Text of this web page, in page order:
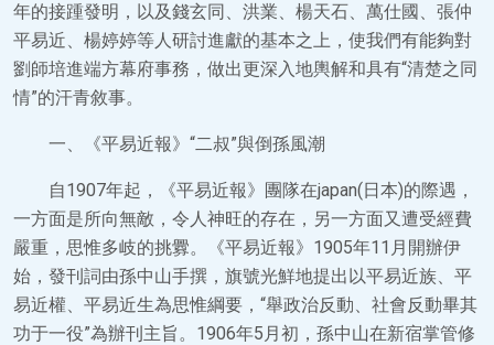
年的接踵發明，以及錢玄同、洪業、楊天石、萬仕國、張仲
平易近、楊婷婷等人研討進獻的基本之上，使我們有能夠對
劉師培進端方幕府事務，做出更深入地輿解和具有“清楚之同
情”的汗青敘事。
一、《平易近報》“二叔”與倒孫風潮
自1907年起，《平易近報》團隊在japan(日本)的際遇，
一方面是所向無敵，令人神旺的存在，另一方面又遭受經費
嚴重，思惟多岐的挑釁。《平易近報》1905年11月開辦伊
始，發刊詞由孫中山手撰，旗號光鮮地提出以平易近族、平
易近權、平易近生為思惟綱要，“舉政治反動、社會反動畢其
功于一役”為辦刊主旨。1906年5月初，孫中山在新宿掌管修